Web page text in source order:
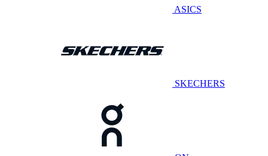
ASICS
SKECHERS